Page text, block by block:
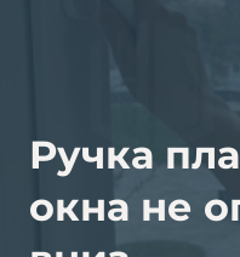
Ручка
окна не